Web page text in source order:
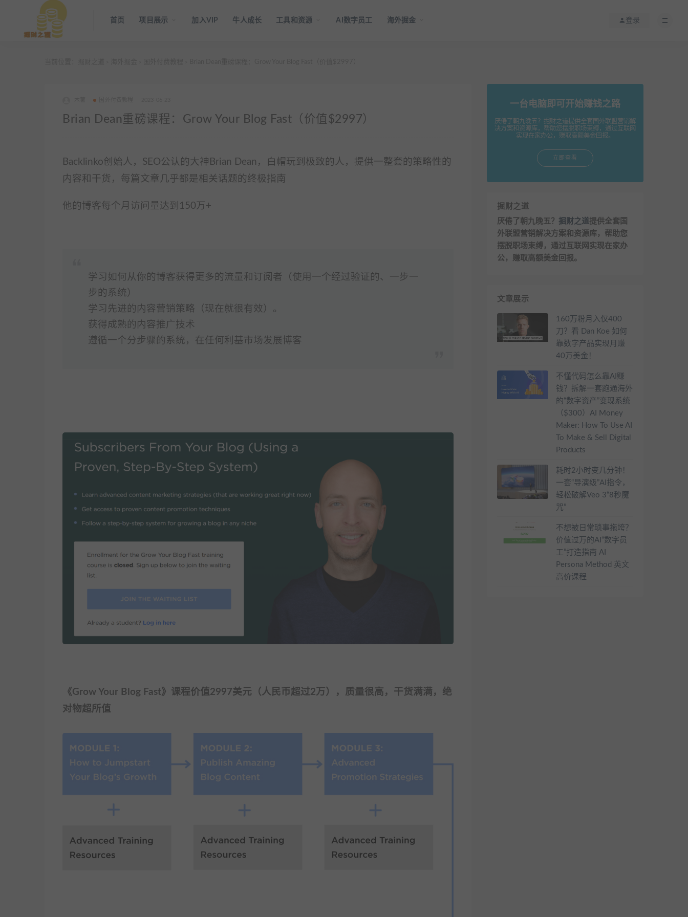
首页 项目展示 加入VIP 牛人成长 工具和资源 AI数字员工 海外掘金 登录
Brian Dean重磅课程：Grow Your Blog Fast（价值$2997）
Backlinko创始人，SEO公认的大神Brian Dean，白帽玩到极致的人，提供一整套的策略性的
内容和干货，每篇文章几乎都是相关话题的终极指南
他的博客每个月访问量达到150万+
学习如何从你的博客获得更多的流量和订阅者（使用一个经过验证的、一步一
步的系统）
学习先进的内容营销策略（现在就很有效）。
获得成熟的内容推广技术
遵循一个分步骤的系统，在任何利基市场发展博客
《Grow Your Blog Fast》课程价值2997美元（人民币超过2万），质量很高，干货满满，绝
对物超所值
一台电脑即可开始赚钱之路
厌倦了朝九晚五？掘财之道提供全套国外联盟营销解
决方案和资源库，帮助您摆脱职场束缚，通过互联网
实现在家办公，赚取高额美金回报。
立即查看
掘财之道
厌倦了朝九晚五？ 掘财之道提供全套国
外联盟营销解决方案和资源库，帮助您
摆脱职场束缚，通过互联网实现在家办
公，赚取高额美金回报。
文章展示
160万粉月入仅400
刀？看 Dan Koe 如何
靠数字产品实现月赚
40万美金！
不懂代码怎么靠AI赚
钱？拆解一套跑通海外
的“数字资产”变现系统
（$300）AI Money
Maker: How To Use AI
To Make & Sell Digital
Products
耗时2小时变几分钟！
一套“导演级”AI指令，
轻松破解Veo 3“8秒魔
咒”
不想被日常琐事拖垮？
价值过万的AI“数字员
工”打造指南 AI
Persona Method 英文
高价课程